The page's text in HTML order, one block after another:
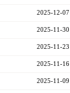
2025-12-07
2025-11-30
2025-11-23
2025-11-16
2025-11-09